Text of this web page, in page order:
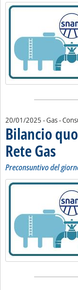
Lista allegati
20/01/2025 - Gas -
Bilancio
Rete Gas ..
Preconsuntivo del
Lista allegati